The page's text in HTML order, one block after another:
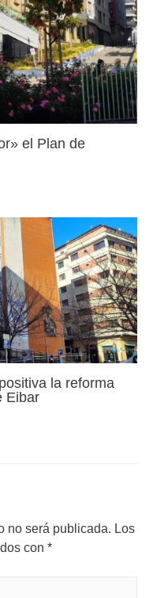
el Plan de
la reforma
Eibar
no será publicada. Los
con *